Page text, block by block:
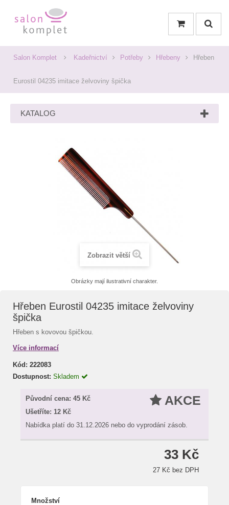
Salon Komplet Kadeřnictví Potřeby Hřebeny Hřeben
Eurostil 04235 imitace želvoviny špička
KATALOG
Zobrazit větší
Obrázky mají ilustrativní charakter.
Hřeben Eurostil 04235 imitace želvoviny
špička
Hřeben s kovovou špičkou.
Více informací
Kód: 222083
Dostupnost: Skladem
AKCE
Původní cena: 45 Kč
Ušetříte: 12 Kč
Nabídka platí do 31.12.2026 nebo do vyprodání zásob.
33 Kč
27 Kč bez DPH
Množství